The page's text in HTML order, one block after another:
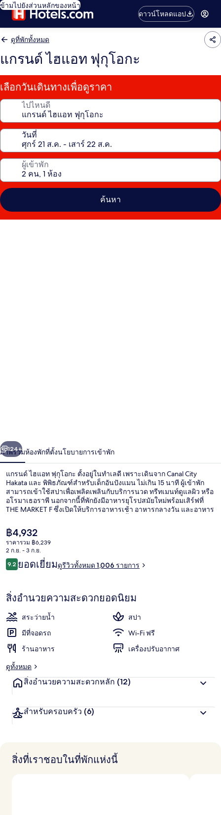
ข้ามไปยังส่วนหลักของหน้า
ดาวน์โหลดแอป
ดูที่พักทั้งหมด
แกรนด์ ไฮแอท ฟุกุโอกะ
เลือกวันเดินทางเพื่อดูราคา
ไปไหนดี
วันที่
ผู้เข้าพัก
ค้นหา
ฟุ
กุ
โอกะ
า
ถัดไป
124+
ภาพรวมห้องพักที่ตั้งนโยบายการเข้าพัก
แกรนด์ ไฮแอท ฟุกุโอกะ ตั้งอยู่ในทำเลดี เพราะเดินจาก Canal City
Hakata และ พิพิธภัณฑ์สำหรับเด็กอันปังแมน ไม่เกิน 15 นาที ผู้เข้าพัก
สามารถเข้าใช้สปาเพื่อเพลิดเพลินกับบริการนวด ทรีทเมนท์ดูแลผิว หรือ
อโรมาเธอราพี นอกจากนี้ที่พักยังมีอาหารยุโรปสมัยใหม่พร้อมเสิร์ฟที่
THE MARKET F ซึ่งเปิดให้บริการอาหารเช้า อาหารกลางวัน และอาหาร
น้ำในร่ม และฟิตเนส นักเดินทางเทคะแนนให้พนักงานและระยะทาง
ใกล้แหล่งช้อปปิ้ง ใกล้ขนส่งสาธารณะ: เดิน 4 นาทีถึง สถานีศาลเจ้าคุชิ
ดะ และ 9 นาทีถึง สถานี Gion
ราคา
ปัจจุบัน
฿4,932
฿4,932
ราคารวม ฿6,239
2 ก.ย. - 3 ก.ย.
รีวิว
9.29.2 จาก 10
ยอดเยี่ยมดูรีวิวทั้งหมด 1,006 รายการ
สิ่งอำนวยความสะดวกยอดนิยม
สระว่ายน้ำ
สปา
มีที่จอดรถ
Wi-Fi ฟรี
ร้านอาหาร
เครื่องปรับอากาศ
ดูทั้งหมด
สิ่งอำนวยความสะดวกหลัก (12)
สำหรับครอบครัว (6)
สิ่งที่เราชอบในที่พักแห่งนี้